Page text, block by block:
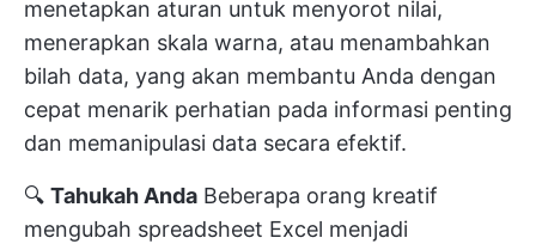
menetapkan aturan untuk menyorot nilai,
menerapkan skala warna, atau menambahkan
bilah data, yang akan membantu Anda dengan
cepat menarik perhatian pada informasi penting
dan memanipulasi data secara efektif.
🔍 Tahukah Anda Beberapa orang kreatif
mengubah spreadsheet Excel menjadi